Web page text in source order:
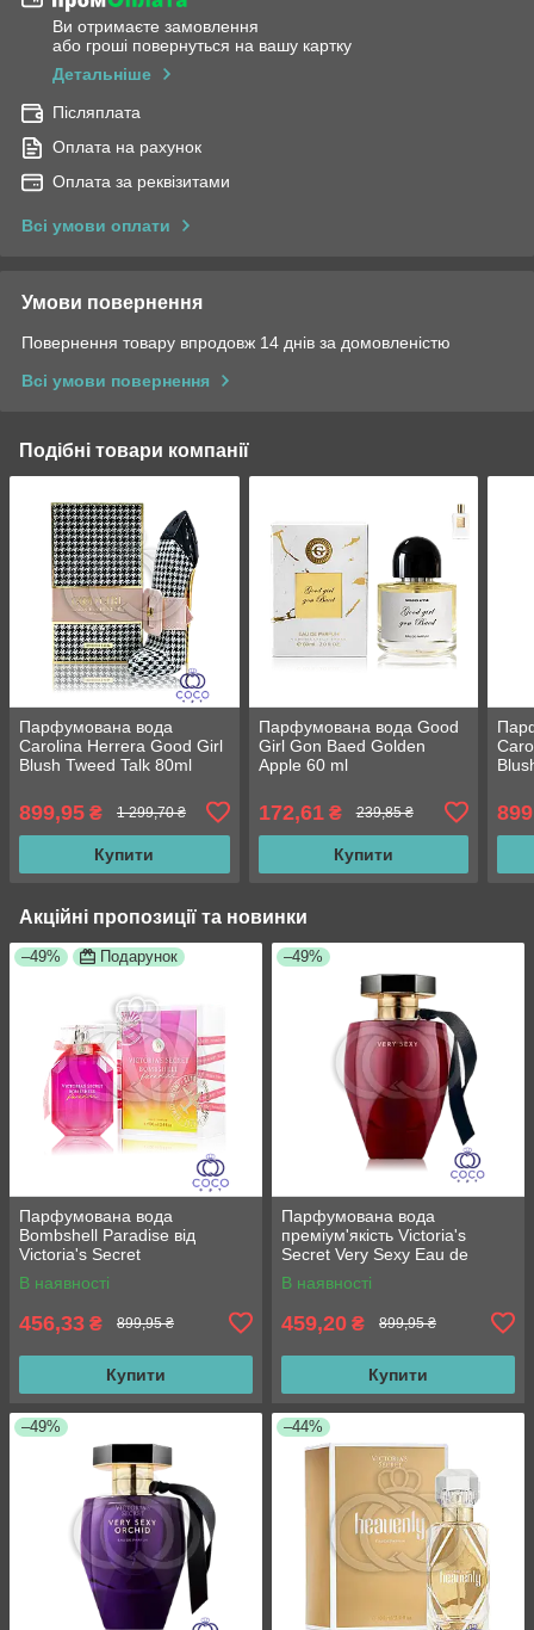
Ви отримаєте замовлення
або гроші повернуться на вашу картку
Детальніше
Післяплата
Оплата на рахунок
Оплата за реквізитами
Всі умови оплати
Умови повернення
Повернення товару впродовж 14 днів за домовленістю
Всі умови повернення
Подібні товари компанії
Парфумована вода
Carolina Herrera Good Girl
Blush Tweed Talk 80ml
899,95 ₴ 1 299,70 ₴
Купити
Парфумована вода Good
Girl Gon Baed Golden
Apple 60 ml
172,61₴ 239,85 ₴
Купити
Акційні пропозиції та новинки
–49% Подарунок
Парфумована вода
Bombshell Paradise від
Victoria's Secret
В наявності
456,33 ₴ 899,95 ₴
Купити
–49%
Парфумована вода
преміум'якість Victoria's
Secret Very Sexy Eau de
Parfum 100 Мл
В наявності
459,20 ₴ 899,95 ₴
Купити
–49% –44%